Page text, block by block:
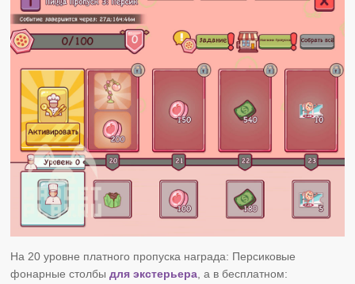
На 20 уровне платного пропуска награда: Персиковые
фонарные столбыдля экстерьера , а в бесплатном: